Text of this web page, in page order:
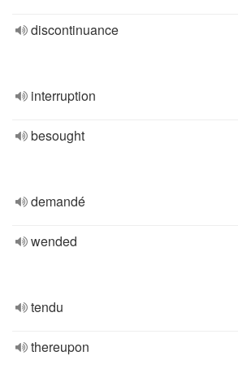
discontinuance
interruption
besought
demandé
wended
tendu
thereupon